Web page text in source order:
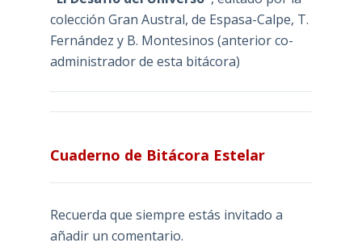
colección Gran Austral, de Espasa-Calpe, T.
Fernández y B. Montesinos (anterior co-
administrador de esta bitácora)
Cuaderno de Bitácora Estelar
Recuerda que siempre estás invitado a
añadir un comentario.